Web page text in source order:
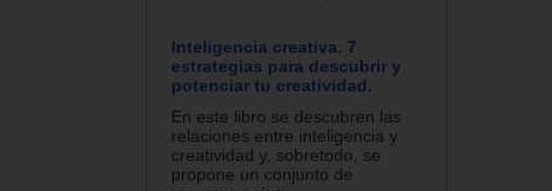
Inteligencia creativa. 7
estrategias para descubrir y
potenciar tu creatividad.
En este libro se descubren las
relaciones entre inteligencia y
creatividad y, sobretodo, se
propone un conjunto de